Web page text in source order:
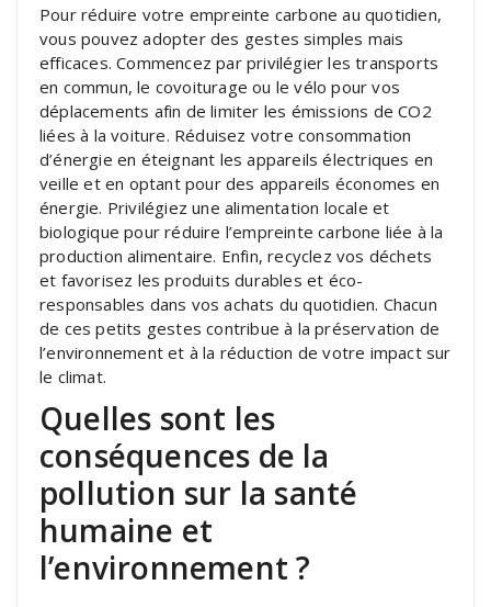
Pour réduire votre empreinte carbone au quotidien,
vous pouvez adopter des gestes simples mais
efficaces. Commencez par privilégier les transports
en commun, le covoiturage ou le vélo pour vos
déplacements afin de limiter les émissions de CO2
liées à la voiture. Réduisez votre consommation
d’énergie en éteignant les appareils électriques en
veille et en optant pour des appareils économes en
énergie. Privilégiez une alimentation locale et
biologique pour réduire l’empreinte carbone liée à la
production alimentaire. Enfin, recyclez vos déchets
et favorisez les produits durables et éco-
responsables dans vos achats du quotidien. Chacun
de ces petits gestes contribue à la préservation de
l’environnement et à la réduction de votre impact sur
le climat.
Quelles sont les
conséquences de la
pollution sur la santé
humaine et
l’environnement ?